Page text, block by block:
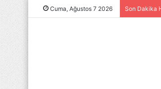
Cuma, Ağustos 7 2026 Son Dakika